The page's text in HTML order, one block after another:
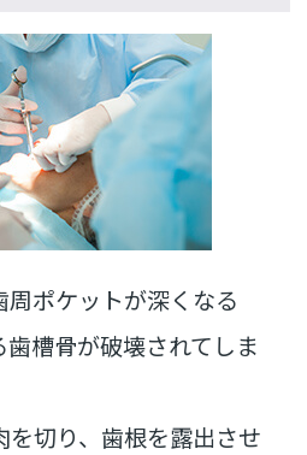
ポケットが深くなる
歯槽骨が破壊されてしま
を切り、歯根を露出させ